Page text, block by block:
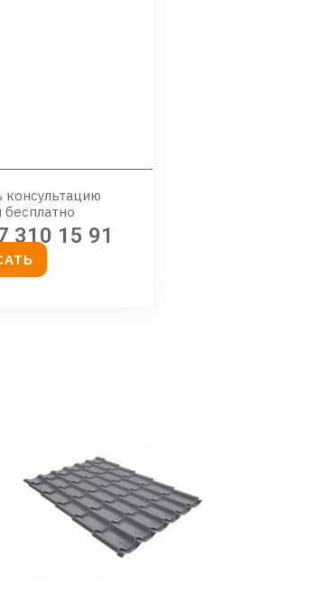
консультацию
310 15 91